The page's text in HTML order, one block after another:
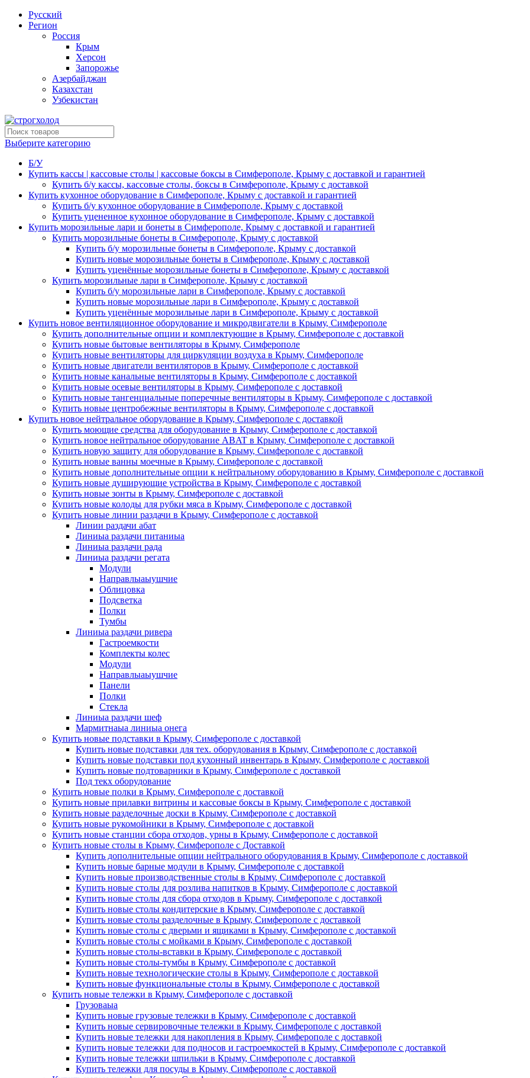
Русский
Регион
Россия
Крым
Херсон
Запорожье
Азербайджан
Казахстан
Узбекистан
Выберите категорию
Б/У
Купить кассы | кассовые столы | кассовые боксы в Симферополе, Крыму с доставкой и гарантией
Купить б/у кассы, кассовые столы, боксы в Симферополе, Крыму с доставкой
Купить кухонное оборудование в Симферополе, Крыму с доставкой и гарантией
Купить б/у кухонное оборудование в Симферополе, Крыму с доставкой
Купить уцененное кухонное оборудование в Симферополе, Крыму с доставкой
Купить морозильные лари и бонеты в Симферополе, Крыму с доставкой и гарантией
Купить морозильные бонеты в Симферополе, Крыму с доставкой
Купить б/у морозильные бонеты в Симферополе, Крыму с доставкой
Купить новые морозильные бонеты в Симферополе, Крыму с доставкой
Купить уценённые морозильные бонеты в Симферополе, Крыму с доставкой
Купить морозильные лари в Симферополе, Крыму с доставкой
Купить б/у морозильные лари в Симферополе, Крыму с доставкой
Купить новые морозильные лари в Симферополе, Крыму с доставкой
Купить уценённые морозильные лари в Симферополе, Крыму с доставкой
Купить новое вентиляционное оборудование и микродвигатели в Крыму, Симферополе
Купить дополнительные опции и комплектующие в Крыму, Симферополе с доставкой
Купить новые бытовые вентиляторы в Крыму, Симферополе
Купить новые вентиляторы для циркуляции воздуха в Крыму, Симферополе
Купить новые двигатели вентиляторов в Крыму, Симферополе с доставкой
Купить новые канальные вентиляторы в Крыму, Симферополе с доставкой
Купить новые осевые вентиляторы в Крыму, Симферополе с доставкой
Купить новые тангенциальные поперечные вентиляторы в Крыму, Симферополе с доставкой
Купить новые центробежные вентиляторы в Крыму, Симферополе с доставкой
Купить новое нейтральное оборудование в Крыму, Симферополе с доставкой
Купить моющие средства для оборудование в Крыму, Симферополе с доставкой
Купить новое нейтральное оборудование ABAT в Крыму, Симферополе с доставкой
Купить новую защиту для оборудование в Крыму, Симферополе с доставкой
Купить новые ванны моечные в Крыму, Симферополе с доставкой
Купить новые дополнительные опции к нейтральному оборудованию в Крыму, Симферополе с доставкой
Купить новые душирующие устройства в Крыму, Симферополе с доставкой
Купить новые зонты в Крыму, Симферополе с доставкой
Купить новые колоды для рубки мяса в Крыму, Симферополе с доставкой
Купить новые линии раздачи в Крыму, Симферополе с доставкой
Линии раздачи абат
Линиыа раздачи питаниыа
Линиыа раздачи рада
Линиыа раздачи регата
Модули
Направлыаыушчие
Облицовка
Подсветка
Полки
Тумбы
Линиыа раздачи ривера
Гастроемкости
Комплекты колес
Модули
Направлыаыушчие
Панели
Полки
Стекла
Линиыа раздачи шеф
Мармитнаыа линиыа онега
Купить новые подставки в Крыму, Симферополе с доставкой
Купить новые подставки для тех. оборудования в Крыму, Симферополе с доставкой
Купить новые подставки под кухонный инвентарь в Крыму, Симферополе с доставкой
Купить новые подтоварники в Крыму, Симферополе с доставкой
Под текх оборудование
Купить новые полки в Крыму, Симферополе с доставкой
Купить новые прилавки витрины и кассовые боксы в Крыму, Симферополе с доставкой
Купить новые разделочные доски в Крыму, Симферополе с доставкой
Купить новые рукомойники в Крыму, Симферополе с доставкой
Купить новые станции сбора отходов, урны в Крыму, Симферополе с доставкой
Купить новые столы в Крыму, Симферополе с Доставкой
Купить дополнительные опции нейтрального оборудования в Крыму, Симферополе с доставкой
Купить новые барные модули в Крыму, Симферополе с доставкой
Купить новые производственные столы в Крыму, Симферополе с доставкой
Купить новые столы для розлива напитков в Крыму, Симферополе с доставкой
Купить новые столы для сбора отходов в Крыму, Симферополе с доставкой
Купить новые столы кондитерские в Крыму, Симферополе с доставкой
Купить новые столы разделочные в Крыму, Симферополе с доставкой
Купить новые столы с дверьми и ящиками в Крыму, Симферополе с доставкой
Купить новые столы с мойками в Крыму, Симферополе с доставкой
Купить новые столы-вставки в Крыму, Симферополе с доставкой
Купить новые столы-тумбы в Крыму, Симферополе с доставкой
Купить новые технологические столы в Крыму, Симферополе с доставкой
Купить новые функциональные столы в Крыму, Симферополе с доставкой
Купить новые тележки в Крыму, Симферополе с доставкой
Грузоваыа
Купить новые грузовые тележки в Крыму, Симферополе с доставкой
Купить новые сервировочные тележки в Крыму, Симферополе с доставкой
Купить новые тележки для накопления в Крыму, Симферополе с доставкой
Купить новые тележки для подносов и гастроемкостей в Крыму, Симферополе с доставкой
Купить новые тележки шпильки в Крыму, Симферополе с доставкой
Купить тележки для посуды в Крыму, Симферополе с доставкой